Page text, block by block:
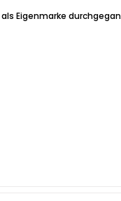
Eigenmarke